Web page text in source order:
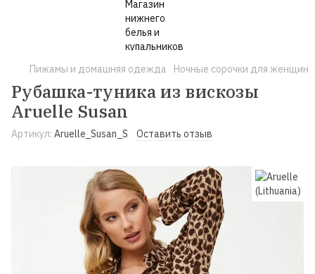
Пижамы и домашняя одежда Ночные сорочки для женщин
Рубашка-туника из вискозы
Aruelle Susan
Артикул: Aruelle_Susan_S Оставить отзыв